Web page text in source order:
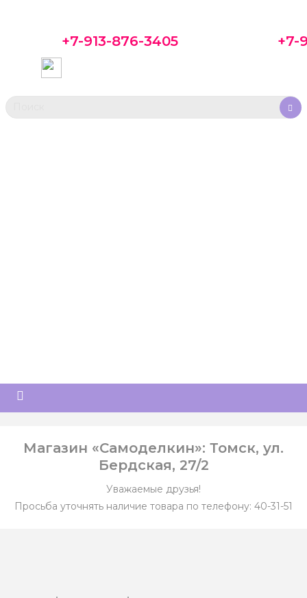
+7-913-876-3405 +7-
Магазин «Самоделкин»: Томск, ул.
Бердская, 27/2
Уважаемые друзья!
Просьба уточнять наличие товара по телефону: 40-31-51